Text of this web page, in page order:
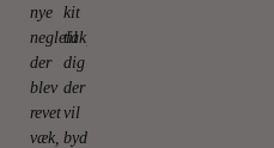
nye
neglelak,
der
blev
revet
væk,
kit
til
dig
der
vil
byde